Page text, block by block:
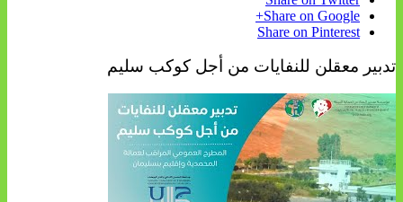
Share on Google+
Share on Pinterest
تدبير معقلن للنفايات من أجل كوكب سليم